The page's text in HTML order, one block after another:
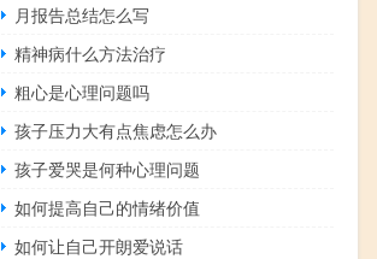
月报告总结怎么写
精神病什么方法治疗
粗心是心理问题吗
孩子压力大有点焦虑怎么办
孩子爱哭是何种心理问题
如何提高自己的情绪价值
如何让自己开朗爱说话